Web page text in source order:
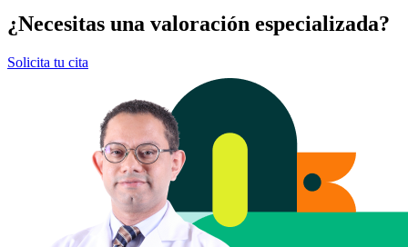
¿Necesitas una valoración especializada?
Solicita tu cita